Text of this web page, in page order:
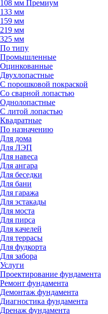
108 мм Премиум
133 мм
159 мм
219 мм
325 мм
По типу
Промышленные
Оцинкованные
Двухлопастные
С порошковой покраской
Со сварной лопастью
Однолопастные
С литой лопастью
Квадратные
По назначению
Для дома
Для ЛЭП
Для навеса
Для ангара
Для беседки
Для бани
Для гаража
Для эстакады
Для моста
Для пирса
Для качелей
Для террасы
Для фудкорта
Для забора
Услуги
Проектирование фундамента
Ремонт фундамента
Демонтаж фундамента
Диагностика фундамента
Дренаж фундамента